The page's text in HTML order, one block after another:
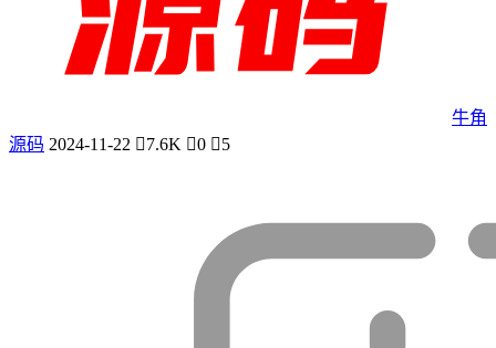
牛角
源码 2024-11-22 7.6K 0 5